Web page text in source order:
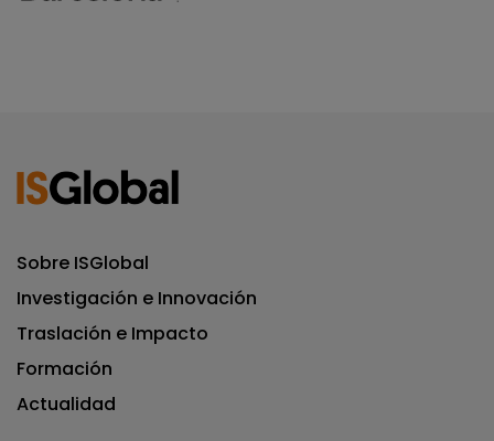
Sobre ISGlobal
Investigación e Innovación
Traslación e Impacto
Formación
Actualidad